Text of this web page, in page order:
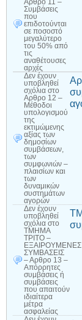
Αρθρο 11 –
Συμβάσεις
που
επιδοτούνται
σε ποσοστό
μεγαλύτερο
του 50% από
τις
αναθέτουσες
αρχές
Δεν έχουν
υποβληθεί
σχόλια στο
Αρθρο 12 –
Μέθοδοι
υπολογισμού
της
εκτιμώμενης
αξίας των
δημοσίων
συμβάσεων,
των
συμφωνιών –
πλαισίων και
των
δυναμικών
συστημάτων
αγορών
Δεν έχουν
υποβληθεί
σχόλια στο
ΤΜΗΜΑ
ΤΡΙΤΟ –
ΕΞΑΙΡΟΥΜΕΝΕΣ
ΣΥΜΒΑΣΕΙΣ
– Αρθρο 13 –
Απόρρητες
συμβάσεις ή
συμβάσεις
που απαιτούν
ιδιαίτερα
μέτρα
ασφαλείας